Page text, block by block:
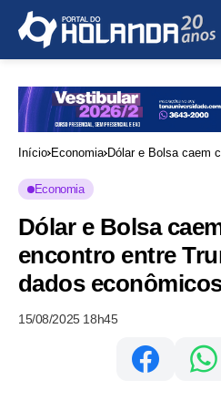
Início Economia Dólar e Bolsa caem
Economia
Dólar e Bolsa
encontro entre
dados
15/08/2025 18h45